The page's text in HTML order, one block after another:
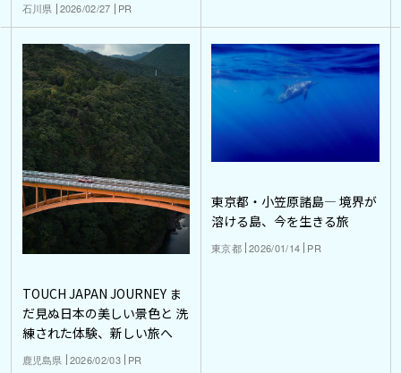
石川県 2026/02/27 PR
TOUCH JAPAN JOURNEY ま
だ見ぬ日本の美しい景色と 洗
練された体験、新しい旅へ
鹿児島県 2026/02/03 PR
東京都・小笠原諸島― 境界が
溶ける島、今を生きる旅
東京都 2026/01/14 PR